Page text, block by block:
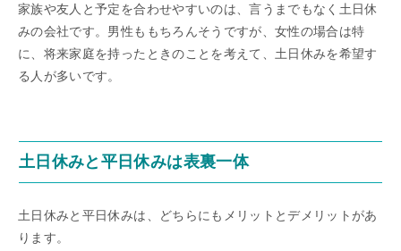
家族や友人と予定を合わせやすいのは、言うまでもなく土日休
みの会社です。男性ももちろんそうですが、女性の場合は特
に、将来家庭を持ったときのことを考えて、土日休みを希望す
る人が多いです。
土日休みと平日休みは表裏一体
土日休みと平日休みは、どちらにもメリットとデメリットがあ
ります。